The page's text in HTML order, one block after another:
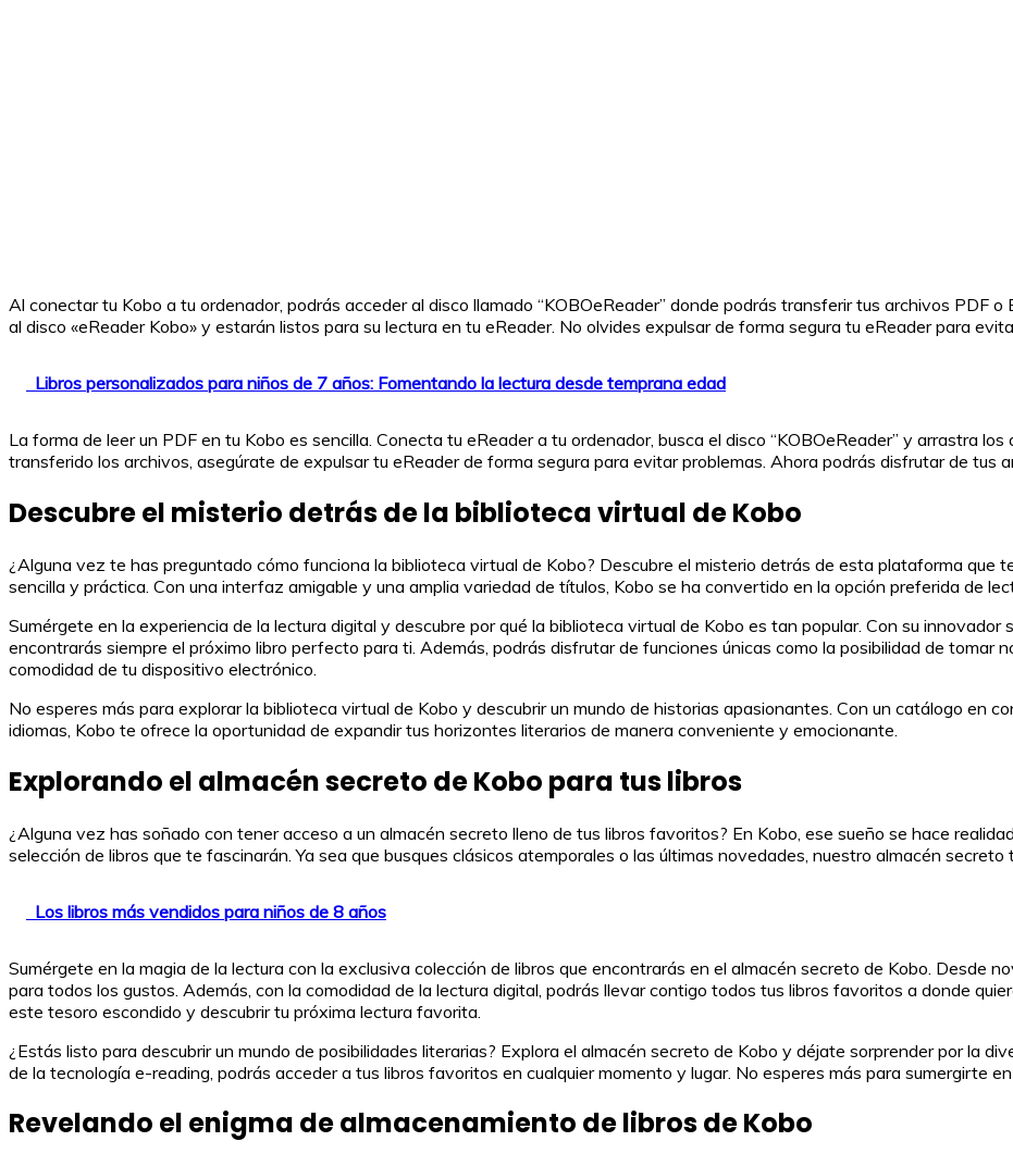
Al conectar tu Kobo a tu ordenador, podrás acceder al disco llamado “KOBOeReader” donde podrás transferir tus archivos PDF
al disco «eReader Kobo» y estarán listos para su lectura en tu eReader. No olvides expulsar de forma segura tu eReader para
Libros personalizados para niños de 7 años: Fomentando la lectura desde temprana edad
La forma de leer un PDF en tu Kobo es sencilla. Conecta tu eReader a tu ordenador, busca el disco “KOBOeReader” y arrastra
transferido los archivos, asegúrate de expulsar tu eReader de forma segura para evitar problemas. Ahora podrás disfrutar de tus
Descubre el misterio detrás de la biblioteca virtual de Kobo
¿Alguna vez te has preguntado cómo funciona la biblioteca virtual de Kobo? Descubre el misterio detrás de esta plataforma que
sencilla y práctica. Con una interfaz amigable y una amplia variedad de títulos, Kobo se ha convertido en la opción preferida de
Sumérgete en la experiencia de la lectura digital y descubre por qué la biblioteca virtual de Kobo es tan popular. Con su innovador
encontrarás siempre el próximo libro perfecto para ti. Además, podrás disfrutar de funciones únicas como la posibilidad de tomar
comodidad de tu dispositivo electrónico.
No esperes más para explorar la biblioteca virtual de Kobo y descubrir un mundo de historias apasionantes. Con un catálogo en
idiomas, Kobo te ofrece la oportunidad de expandir tus horizontes literarios de manera conveniente y emocionante.
Explorando el almacén secreto de Kobo para tus libros
¿Alguna vez has soñado con tener acceso a un almacén secreto lleno de tus libros favoritos? En Kobo, ese sueño se hace
selección de libros que te fascinarán. Ya sea que busques clásicos atemporales o las últimas novedades, nuestro almacén
Los libros más vendidos para niños de 8 años
Sumérgete en la magia de la lectura con la exclusiva colección de libros que encontrarás en el almacén secreto de Kobo. Desde
para todos los gustos. Además, con la comodidad de la lectura digital, podrás llevar contigo todos tus libros favoritos a donde
este tesoro escondido y descubrir tu próxima lectura favorita.
¿Estás listo para descubrir un mundo de posibilidades literarias? Explora el almacén secreto de Kobo y déjate sorprender por la
de la tecnología e-reading, podrás acceder a tus libros favoritos en cualquier momento y lugar. No esperes más para sumergirte
Revelando el enigma de almacenamiento de libros de Kobo